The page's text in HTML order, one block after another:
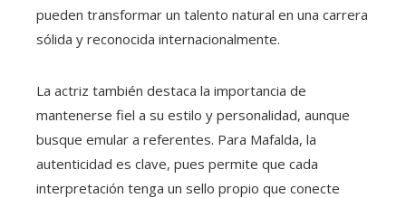
pueden transformar un talento natural en una carrera
sólida y reconocida internacionalmente.
La actriz también destaca la importancia de
mantenerse fiel a su estilo y personalidad, aunque
busque emular a referentes. Para Mafalda, la
autenticidad es clave, pues permite que cada
interpretación tenga un sello propio que conecte